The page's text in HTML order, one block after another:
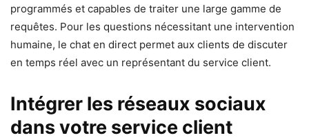
programmés et capables de traiter une large gamme de
requêtes. Pour les questions nécessitant une intervention
humaine, le chat en direct permet aux clients de discuter
en temps réel avec un représentant du service client.
Intégrer les réseaux sociaux
dans votre service client